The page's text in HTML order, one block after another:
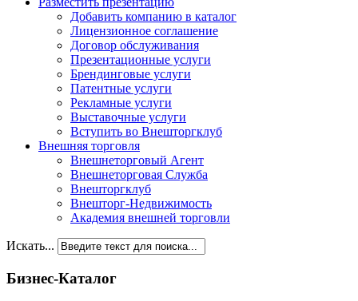
Добавить компанию в каталог
Лицензионное соглашение
Договор обслуживания
Презентационные услуги
Брендинговые услуги
Патентные услуги
Рекламные услуги
Выставочные услуги
Вступить во Внешторгклуб
Внешняя торговля
Внешнеторговый Агент
Внешнеторговая Служба
Внешторгклуб
Внешторг-Недвижимость
Академия внешней торговли
Искать...
Бизнес-Каталог